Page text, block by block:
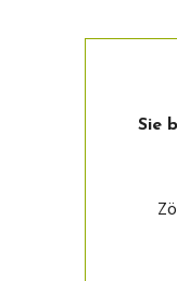
Sie